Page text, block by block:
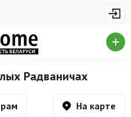
Радваничах
На карте